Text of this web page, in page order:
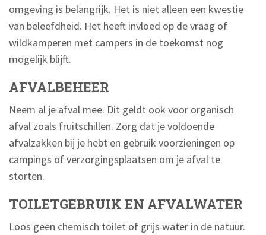
omgeving is belangrijk. Het is niet alleen een kwestie
van beleefdheid. Het heeft invloed op de vraag of
wildkamperen met campers in de toekomst nog
mogelijk blijft.
AFVALBEHEER
Neem al je afval mee. Dit geldt ook voor organisch
afval zoals fruitschillen. Zorg dat je voldoende
afvalzakken bij je hebt en gebruik voorzieningen op
campings of verzorgingsplaatsen om je afval te
storten.
TOILETGEBRUIK EN AFVALWATER
Loos geen chemisch toilet of grijs water in de natuur.